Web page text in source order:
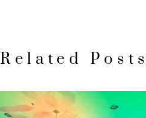
Related Posts